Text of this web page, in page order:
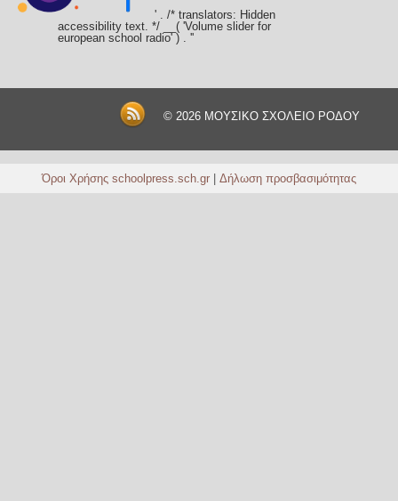
' . /* translators: Hidden
accessibility text. */ __( 'Volume slider for
european school radio' ) . ''
© 2026 ΜΟΥΣΙΚΟ ΣΧΟΛΕΙΟ ΡΟΔΟΥ
Όροι Χρήσης schoolpress.sch.gr Δήλωση προσβασιμότητας